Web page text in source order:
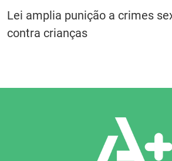
Lei amplia punição a crimes
contra crianças